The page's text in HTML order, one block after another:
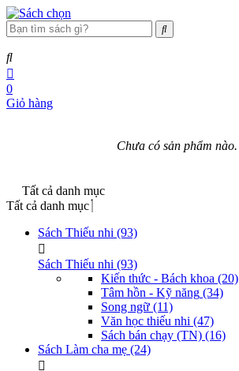
0
Giỏ hàng
Chưa có sản phẩm nào.
Tất cả danh mục
Tất cả danh mục
Sách Thiếu nhi (93)
Sách Thiếu nhi (93)
Kiến thức - Bách khoa (20)
Tâm hồn - Kỹ năng (34)
Song ngữ (11)
Văn học thiếu nhi (47)
Sách bán chạy (TN) (16)
Sách Làm cha mẹ (24)